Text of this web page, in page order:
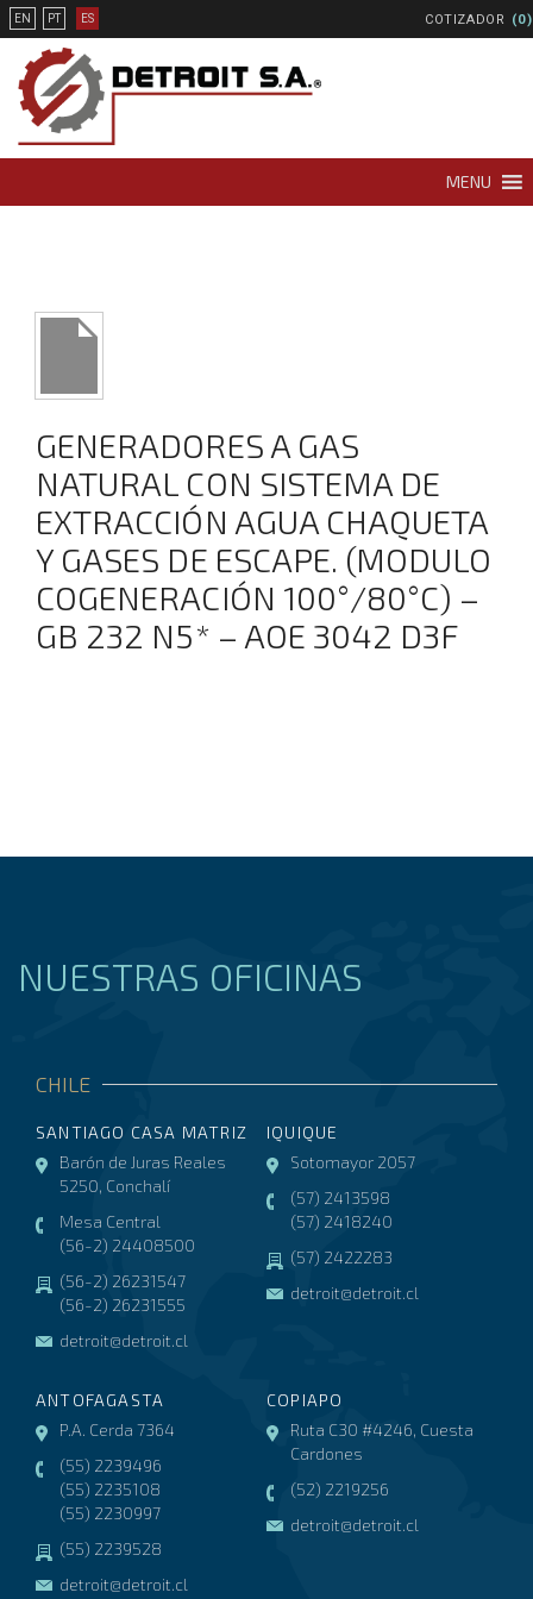
COTIZADOR (0)
EN PT ES
MENU
GENERADORES A GAS
NATURAL CON SISTEMA DE
EXTRACCIÓN AGUA CHAQUETA
Y GASES DE ESCAPE. (MODULO
COGENERACIÓN 100°/80°C) –
GB 232 N5* – AOE 3042 D3F
NUESTRAS OFICINAS
CHILE
SANTIAGO CASA MATRIZ
Barón de Juras Reales
5250, Conchalí
Mesa Central
(56-2) 24408500
(56-2) 26231547
(56-2) 26231555
detroit@detroit.cl
IQUIQUE
Sotomayor 2057
(57) 2413598
(57) 2418240
(57) 2422283
detroit@detroit.cl
ANTOFAGASTA
P.A. Cerda 7364
(55) 2239496
(55) 2235108
(55) 2230997
(55) 2239528
detroit@detroit.cl
COPIAPO
Ruta C30 #4246, Cuesta
Cardones
(52) 2219256
detroit@detroit.cl